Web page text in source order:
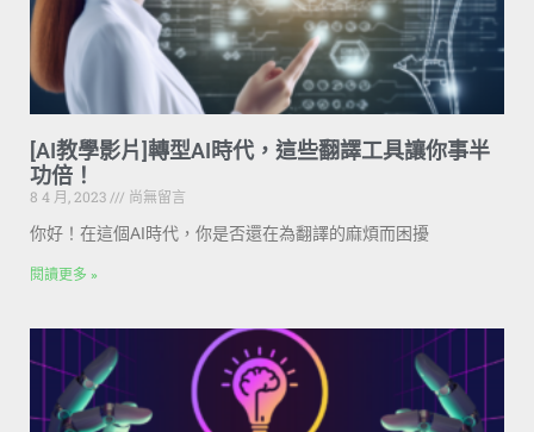
[AI教學影片]轉型AI時代，這些翻譯工具讓你事半
功倍！
8 4 月, 2023
尚無留言
你好！在這個AI時代，你是否還在為翻譯的麻煩而困擾
閱讀更多 »